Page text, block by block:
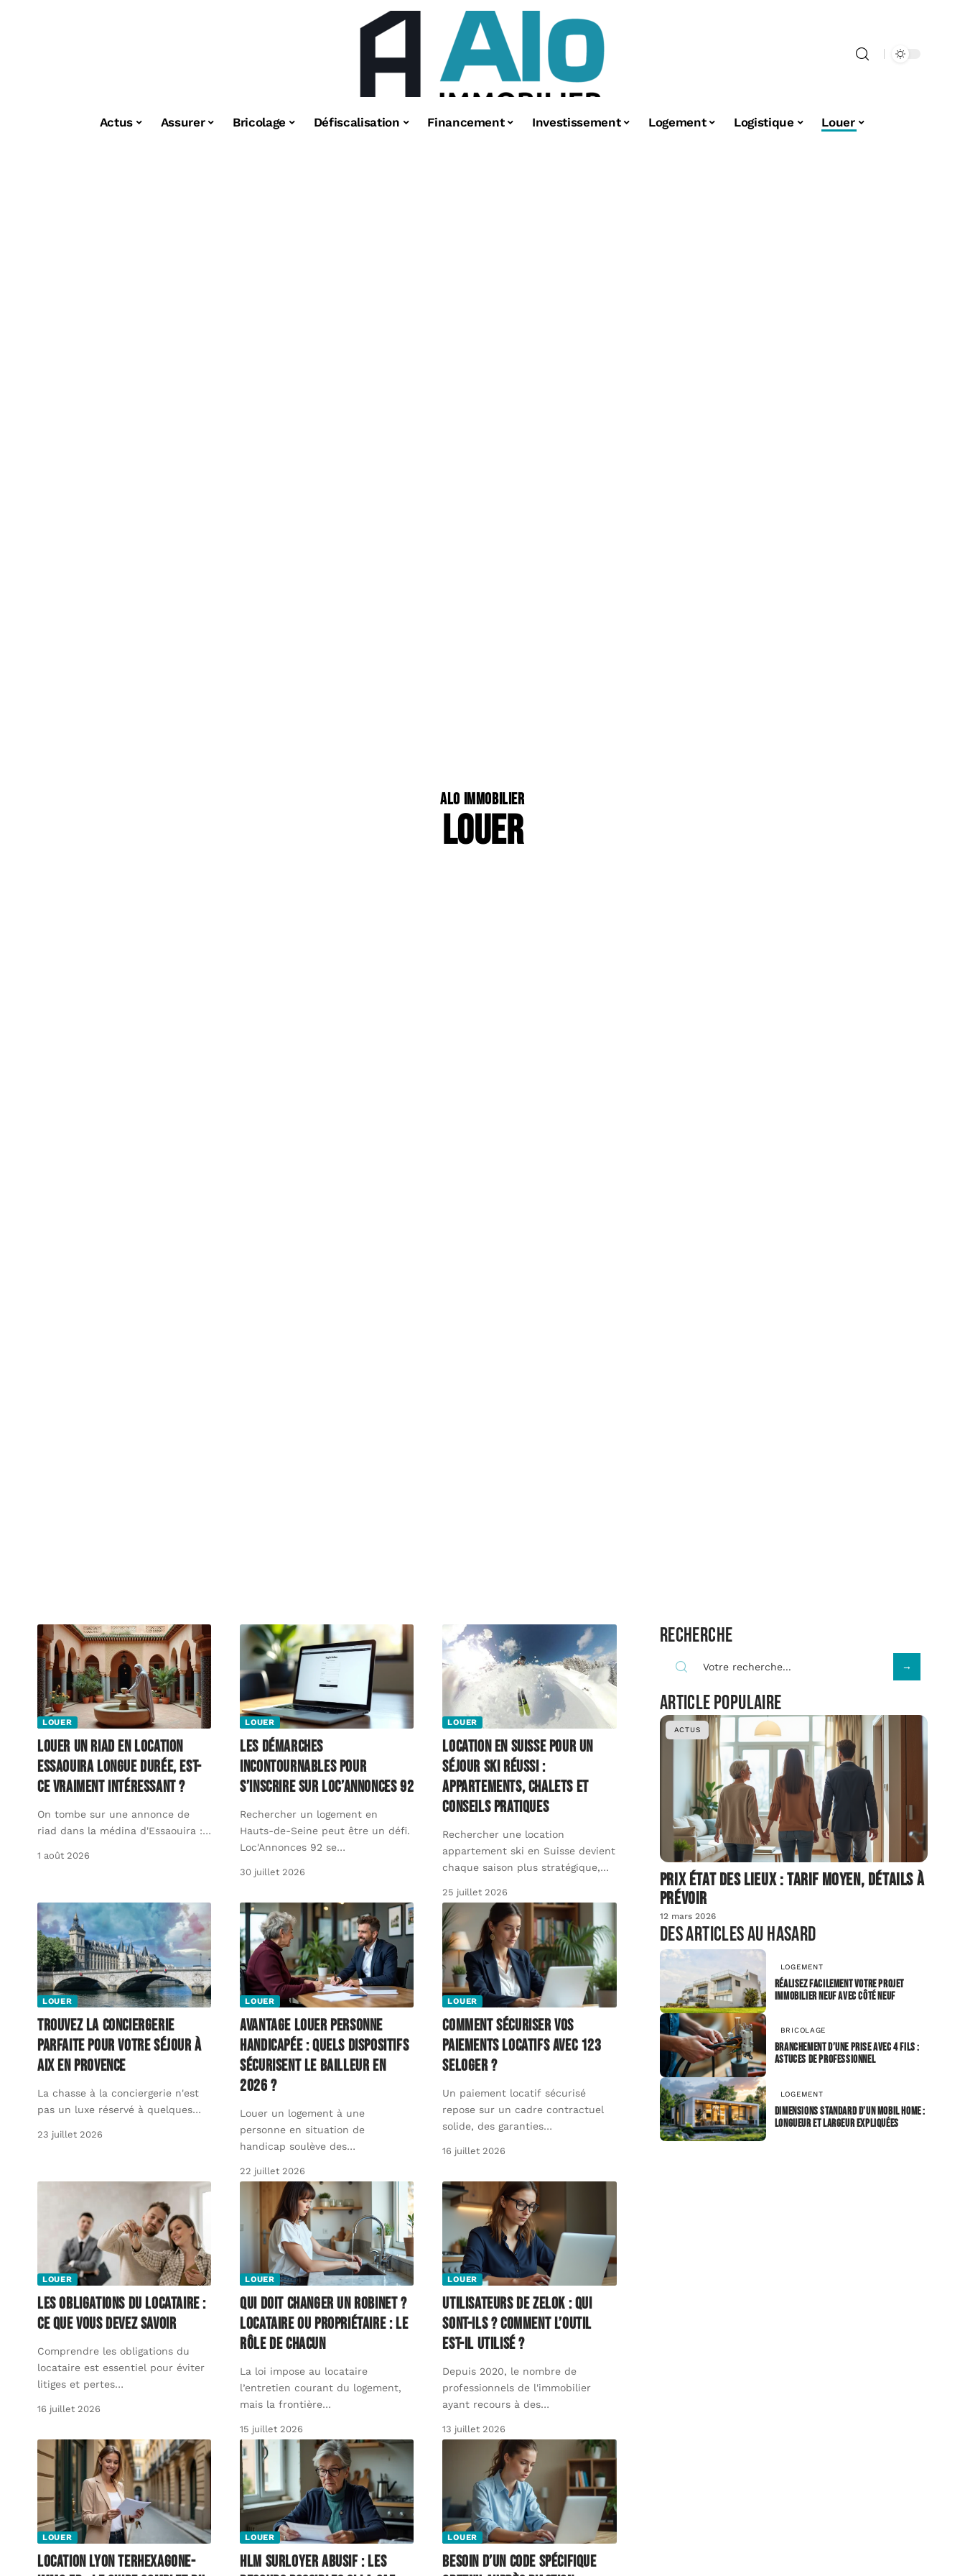
Actus Assurer Bricolage Défiscalisation Financement Investissement Logement Logistique Louer
ALO Immobilier
LOUER
LOUER
Louer un riad en Location
Essaouira longue durée, est-
ce vraiment intéressant ?
On tombe sur une annonce de
riad dans la médina d'Essaouira :…
1 août 2026
LOUER
Les démarches
incontournables pour
s’inscrire sur Loc’Annonces 92
Rechercher un logement en
Hauts-de-Seine peut être un défi.
Loc'Annonces 92 se…
30 juillet 2026
LOUER
Location en suisse pour un
séjour ski réussi :
appartements, chalets et
conseils pratiques
Rechercher une location
appartement ski en Suisse devient
chaque saison plus stratégique,…
25 juillet 2026
LOUER
Trouvez la conciergerie
parfaite pour votre séjour à
Aix en Provence
La chasse à la conciergerie n'est
pas un luxe réservé à quelques…
23 juillet 2026
LOUER
Avantage louer personne
handicapée : quels dispositifs
sécurisent le bailleur en
2026 ?
Louer un logement à une
personne en situation de
handicap soulève des…
22 juillet 2026
LOUER
Comment sécuriser vos
paiements locatifs avec 123
SeLoger ?
Un paiement locatif sécurisé
repose sur un cadre contractuel
solide, des garanties…
16 juillet 2026
LOUER
Les obligations du locataire :
ce que vous devez savoir
Comprendre les obligations du
locataire est essentiel pour éviter
litiges et pertes…
16 juillet 2026
LOUER
Qui doit changer un robinet ?
Locataire ou propriétaire : le
rôle de chacun
La loi impose au locataire
l’entretien courant du logement,
mais la frontière…
15 juillet 2026
LOUER
Utilisateurs de Zelok : qui
sont-ils ? Comment l’outil
est-il utilisé ?
Depuis 2020, le nombre de
professionnels de l'immobilier
ayant recours à des…
13 juillet 2026
LOUER
Location Lyon Terhexagone-
LOUER
HLM surloyer abusif : les
LOUER
Besoin d’un code spécifique
Recherche
Article populaire
ACTUS
Prix état des lieux : tarif moyen, détails à
prévoir
12 mars 2026
Des articles au hasard
LOGEMENT
Réalisez facilement votre projet
immobilier neuf avec Côté Neuf
BRICOLAGE
Branchement d’une prise avec 4 fils :
astuces de professionnel
LOGEMENT
Dimensions standard d’un mobil home :
longueur et largeur expliquées